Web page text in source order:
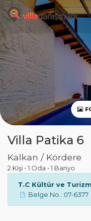
Villa Patika 6
Kalkan / Kördere
2 Kişi • 1 Oda • 1 Banyo
T.C Kültür ve Turizm
Belge No.: 07-6377